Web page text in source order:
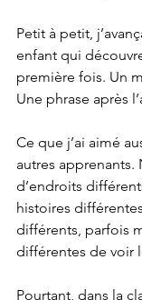
Petit à petit,
enfant qui
première fois. Un
Une phrase après
Ce que j’ai aimé
autres apprenants.
d’endroits
histoires
différents, parfois
différentes de voir
Pourtant, dans la